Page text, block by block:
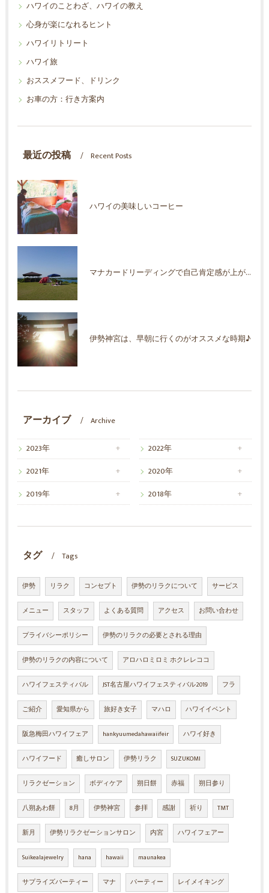
ハワイのことわざ、ハワイの教え
心身が楽になれるヒント
ハワイリトリート
ハワイ旅
おススメフード、ドリンク
お車の方：行き方案内
最近の投稿 Recent Posts
ハワイの美味しいコーヒー
マナカードリーディングで自己肯定感が上がった！
伊勢神宮は、早朝に行くのがオススメな時期♪
アーカイブ Archive
2023年
2022年
2021年
2020年
2019年
2018年
タグ Tags
伊勢 リラク コンセプト 伊勢のリラクについて サービス
メニュー スタッフ よくある質問 アクセス お問い合わせ
プライバシーポリシー 伊勢のリラクの必要とされる理由
伊勢のリラクの内容について アロハロミロミ ホクレレココ
ハワイフェスティバル JST名古屋ハワイフェスティバル2019 フラ
ご紹介 愛知県から 旅好き女子 マハロ ハワイイベント
阪急梅田ハワイフェア hankyuumedahawaiifeir ハワイ好き
ハワイフード 癒しサロン 伊勢リラク SUZUKOMI
リラクゼーション ボディケア 朔日餅 赤福 朔日参り
八朔あわ餅 8月 伊勢神宮 参拝 感謝 祈り TMT
新月 伊勢リラクゼーションサロン 内宮 ハワイフェアー
Suikealajewelry hana hawaii maunakea
サプライズパーティー マナ パーティー レイメイキング